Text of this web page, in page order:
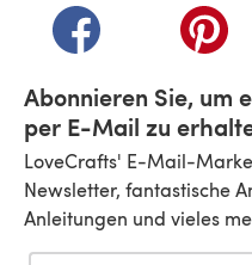
(öffnet sich in
Abonnieren Sie, um
per E-Mail zu
LoveCrafts' E-Mail-
Newsletter, fantastische
Anleitungen und vieles